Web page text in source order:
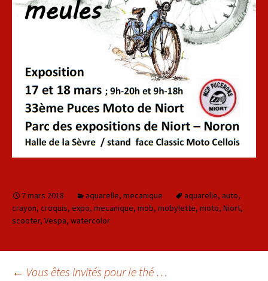
7 mars 2018 aquarelle, mecanique aquarelle, auto,
crayon, croquis, expo, mecanique, mob, mobylette, moto, Niort,
scooter, Vespa, watercolor
← Vous êtes invités pour le thé …